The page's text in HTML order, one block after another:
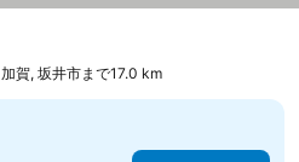
加賀, 坂井市まで17.0 km